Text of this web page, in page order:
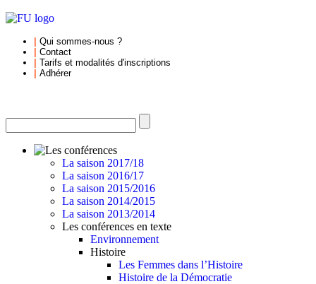
Qui sommes-nous ?
Contact
Tarifs et modalités d'inscriptions
Adhérer
La saison 2017/18
La saison 2016/17
La saison 2015/2016
La saison 2014/2015
La saison 2013/2014
Les conférences en texte
Environnement
Histoire
Les Femmes dans l’Histoire
Histoire de la Démocratie